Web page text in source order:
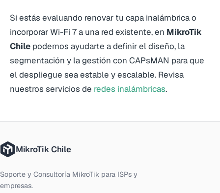
Si estás evaluando renovar tu capa inalámbrica o
incorporar Wi-Fi 7 a una red existente, en MikroTik
Chile podemos ayudarte a definir el diseño, la
segmentación y la gestión con CAPsMAN para que
el despliegue sea estable y escalable. Revisa
nuestros servicios de redes inalámbricas.
MikroTik Chile
Soporte y Consultoría MikroTik para ISPs y
empresas.